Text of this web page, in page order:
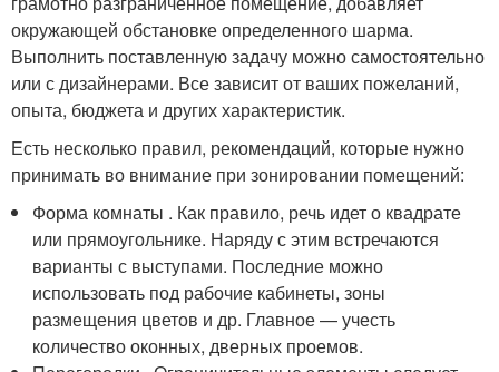
окружающей обстановке определенного шарма.
Выполнить поставленную задачу можно самостоятельно
или с дизайнерами. Все зависит от ваших пожеланий,
опыта, бюджета и других характеристик.
Есть несколько правил, рекомендаций, которые нужно
принимать во внимание при зонировании помещений:
Форма комнаты . Как правило, речь идет о квадрате
или прямоугольнике. Наряду с этим встречаются
варианты с выступами. Последние можно
использовать под рабочие кабинеты, зоны
размещения цветов и др. Главное — учесть
количество оконных, дверных проемов.